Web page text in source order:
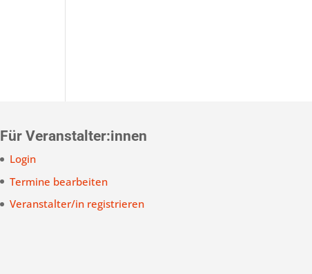
Für Veranstalter:innen
Login
Termine bearbeiten
Veranstalter/in registrieren